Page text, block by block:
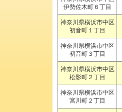
伊勢佐木町６丁目
神奈川県横浜市中区
初音町１丁目
神奈川県横浜市中区
初音町３丁目
神奈川県横浜市中区
松影町２丁目
神奈川県横浜市中区
宮川町２丁目